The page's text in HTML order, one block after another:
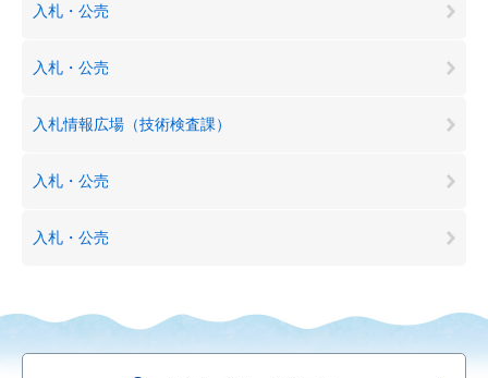
入札・公売
入札・公売
入札情報広場（技術検査課）
入札・公売
入札・公売